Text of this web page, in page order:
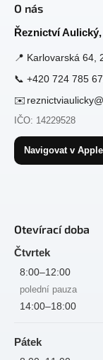
O nás
Řeznictví
📍 Karlovarská 64,
📞 +420 724 785
✉️
IČO: 14229528
Navigovat v
Otevírací doba
Čtvrtek
8:00–12:00
polední pauza
14:00–18:00
Pátek